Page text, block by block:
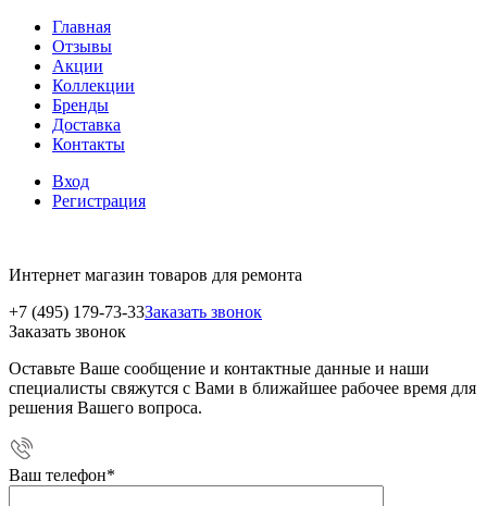
Главная
Отзывы
Акции
Коллекции
Бренды
Доставка
Контакты
Вход
Регистрация
Интернет магазин товаров для ремонта
+7 (495) 179-73-33Заказать звонок
Заказать звонок
Оставьте Ваше сообщение и контактные данные и наши
специалисты свяжутся с Вами в ближайшее рабочее время для
решения Вашего вопроса.
Ваш телефон*